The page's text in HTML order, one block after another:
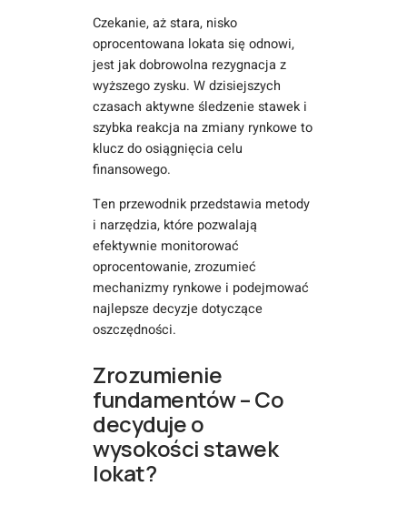
Czekanie, aż stara, nisko
oprocentowana lokata się odnowi,
jest jak dobrowolna rezygnacja z
wyższego zysku. W dzisiejszych
czasach aktywne śledzenie stawek i
szybka reakcja na zmiany rynkowe to
klucz do osiągnięcia celu
finansowego.
Ten przewodnik przedstawia metody
i narzędzia, które pozwalają
efektywnie monitorować
oprocentowanie, zrozumieć
mechanizmy rynkowe i podejmować
najlepsze decyzje dotyczące
oszczędności.
Zrozumienie
fundamentów – Co
decyduje o
wysokości stawek
lokat?